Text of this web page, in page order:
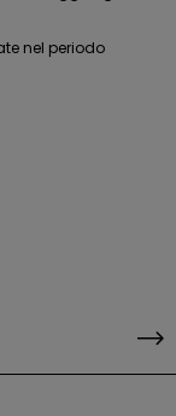
nel periodo